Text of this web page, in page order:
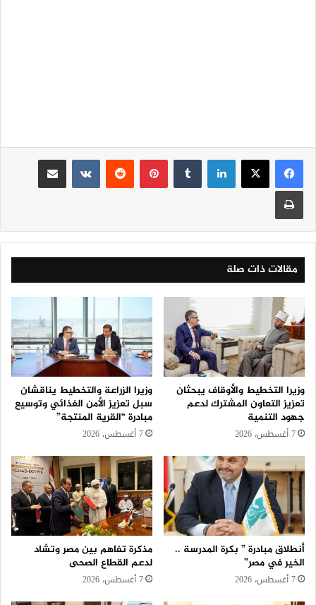
لينكدإن بينتيريست
مقالات ذات صلة
وزيرا التخطيط والأوقاف يبحثان
تعزيز التعاون المشترك لدعم
جهود التنمية
7 أغسطس، 2026
وزيرا الزراعة والتخطيط يناقشان
سبل تعزيز الأمن الغذائي وتوسيع
مبادرة “القرية المنتجة”
7 أغسطس، 2026
أنطلاق مبادرة ” بكرة المدرسة ..
الخير في مصر”
7 أغسطس، 2026
مذكرة تفاهم بين مصر وتشاد
لدعم القطاع الصحى
7 أغسطس، 2026